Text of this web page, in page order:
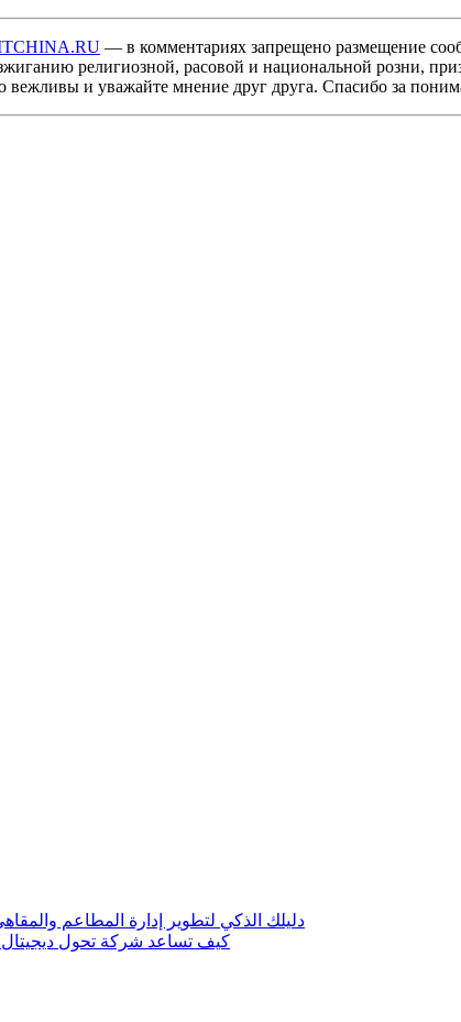
— в комментариях запрещено размещение
религиозной, расовой и национальной розни,
вежливы и уважайте мнение друг друга. Спасибо за
دليلك الذكي لتطوير إدارة المطاعم
كيف تساعد شركة تحول ديجيتال